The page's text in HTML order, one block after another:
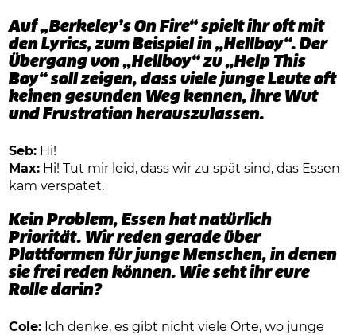
Auf „Berkeley’s On Fire“ spielt ihr oft mit
den Lyrics, zum Beispiel in „Hellboy“. Der
Übergang von „Hellboy“ zu „Help This
Boy“ soll zeigen, dass viele junge Leute oft
keinen gesunden Weg kennen, ihre Wut
und Frustration herauszulassen.
Seb: Hi!
Max: Hi! Tut mir leid, dass wir zu spät sind, das Essen
kam verspätet.
Kein Problem, Essen hat natürlich
Priorität. Wir reden gerade über
Plattformen für junge Menschen, in denen
sie frei reden können. Wie seht ihr eure
Rolle darin?
Cole: Ich denke, es gibt nicht viele Orte, wo junge